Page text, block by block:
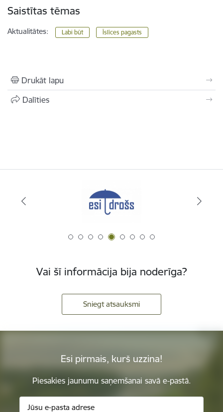
Saistītas tēmas
Aktualitātes: Labi būt Īslīces pagasts
Drukāt lapu
Dalīties
Vai šī informācija bija noderīga?
Sniegt atsauksmi
Esi pirmais, kurš uzzina!
Piesakies jaunumu saņemšanai savā e-pastā.